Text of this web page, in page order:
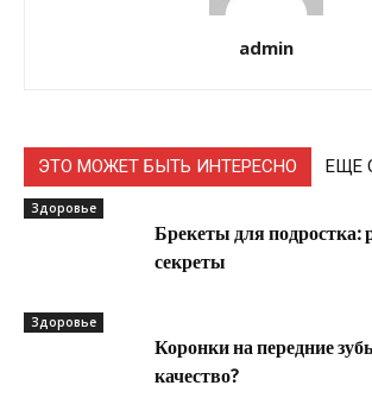
admin
ЭТО МОЖЕТ БЫТЬ ИНТЕРЕСНО ЕЩЕ
Здоровье
Брекеты для подростка:
секреты
Здоровье
Коронки на передние
качество?